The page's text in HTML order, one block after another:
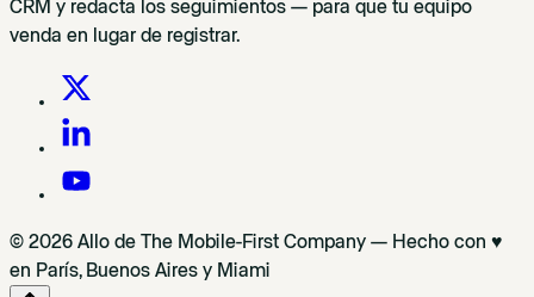
CRM y redacta los seguimientos — para que tu equipo
venda en lugar de registrar.
© 2026 Allo de The Mobile-First Company — Hecho con ♥
en París, Buenos Aires y Miami